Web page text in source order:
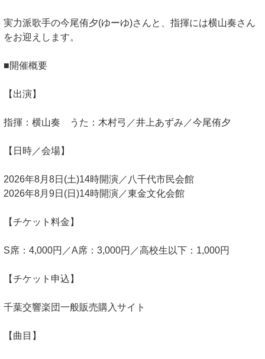
実力派歌手の今尾侑夕(ゆーゆ)さんと、指揮には横山奏さん
をお迎えします。
■開催概要
【出演】
指揮：横山奏 うた：木村弓／井上あずみ／今尾侑夕
【日時／会場】
2026年8月8日(土)14時開演／八千代市民会館
2026年8月9日(日)14時開演／東金文化会館
【チケット料金】
S席：4,000円／A席：3,000円／高校生以下：1,000円
【チケット申込】
千葉交響楽団一般販売購入サイト
【曲目】